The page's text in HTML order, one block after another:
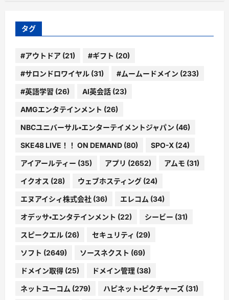
ー
タグ
#アウトドア (21) #ギフト (20)
#サロンドロワイヤル (31) #ムームードメイン (233)
#英語学習 (26) AI英会話 (23)
AMGエンタテインメント (26)
NBCユニバーサル・エンターテイメントジャパン (46)
SKE48 LIVE！！ ON DEMAND (80) SPO-X (24)
アイアールティー (35) アプリ (2652) アムモ (31)
イクオス (28) ウェブホスティング (24)
エヌアイシィ株式会社 (36) エレコム (34)
オデッサ・エンタテインメント (22) シービー (31)
スピークエル (26) セキュリティ (29)
ソフト (2649) ソースネクスト (69)
ドメイン取得 (25) ドメイン管理 (38)
ネットユーコム (279) ハピネット・ピクチャーズ (31)